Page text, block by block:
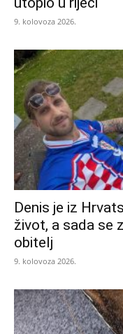
9. kolovoza 2026.
Denis je iz
život, a sada se
obitelj
9. kolovoza 2026.